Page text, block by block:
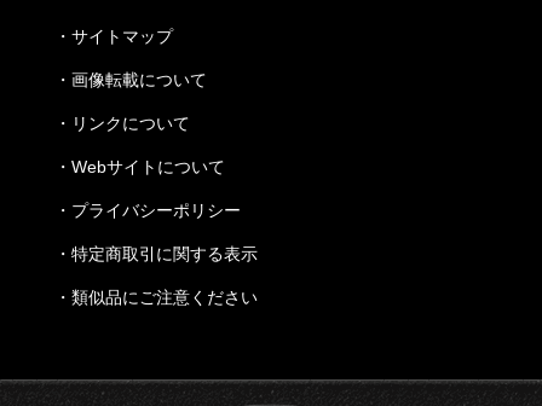
・ サイトマップ
・ 画像転載について
・ リンクについて
・ Webサイトについて
・ プライバシーポリシー
・ 特定商取引に関する表示
・ 類似品にご注意ください